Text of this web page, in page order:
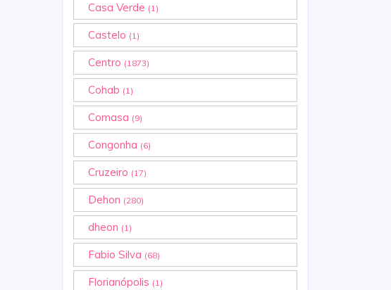
Casa Verde (1)
Castelo (1)
Centro (1873)
Cohab (1)
Comasa (9)
Congonha (6)
Cruzeiro (17)
Dehon (280)
dheon (1)
Fabio Silva (68)
Florianópolis (1)